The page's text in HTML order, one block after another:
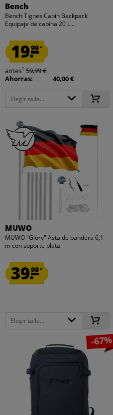
Bench
Bench Tignes Cabin Backpack
Equipaje de cabina 20 L...
19.99*
antes1 59,99 €
Ahorras:
40,00 €
Elegir talla...
MUWO
MUWO "Glory" Asta de bandera 6,1
m con soporte plata
39.99*
Elegir talla...
-67%